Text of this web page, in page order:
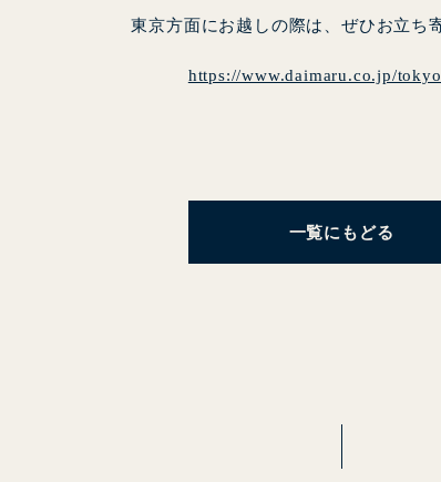
東京方面にお越しの際は、ぜひお立ち
https://www.daimaru.co.jp/
一覧にもどる